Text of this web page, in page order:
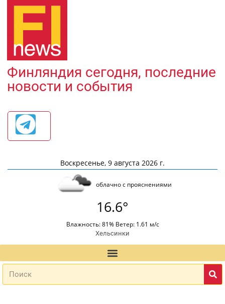
Финляндия сегодня, последние
новости и события
Воскресенье, 9 августа 2026 г.
облачно с прояснениями
16.6°
Влажность: 81% Ветер: 1.61 м/с
Хельсинки